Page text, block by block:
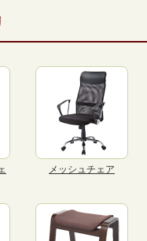
メッシュチェア